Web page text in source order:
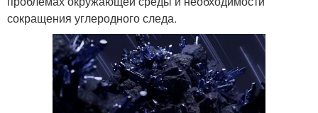
сокращения углеродного следа.